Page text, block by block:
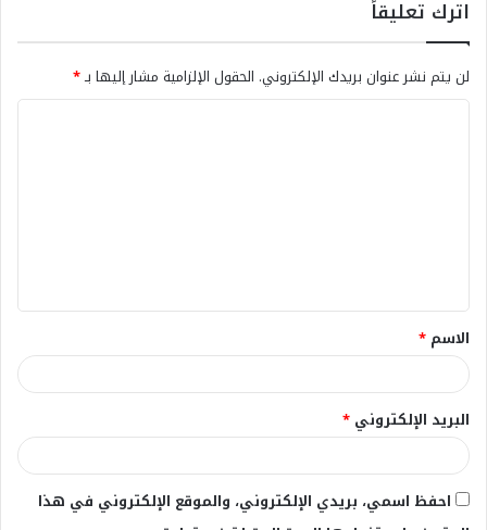
اترك تعليقاً
لن يتم نشر عنوان بريدك الإلكتروني. الحقول الإلزامية مشار إليها بـ*
ق
*
الاسم *
البريد الإلكتروني *
احفظ اسمي، بريدي الإلكتروني، والموقع الإلكتروني في هذا